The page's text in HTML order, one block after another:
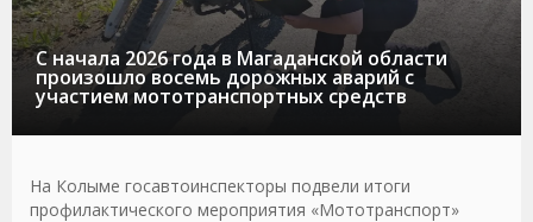
С начала 2026 года в Магаданской области
произошло восемь дорожных аварий с
участием мототранспортных средств
На Колыме госавтоинспекторы подвели итоги
профилактического мероприятия «Мототранспорт»